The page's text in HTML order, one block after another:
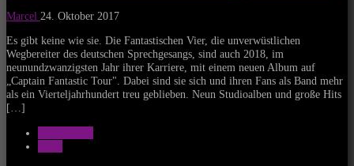
Marcel 24. Oktober 2017
Es gibt keine wie sie. Die Fantastischen Vier, die unverwüstlichen
Wegbereiter des deutschen Sprechgesangs, sind auch 2018, im
neunundzwanzigsten Jahr ihrer Karriere, mit einem neuen Album auf
„Captain Fantastic Tour". Dabei sind sie sich und ihren Fans als Band mehr
als ein Vierteljahrhundert treu geblieben. Neun Studioalben und große Hits
[…]